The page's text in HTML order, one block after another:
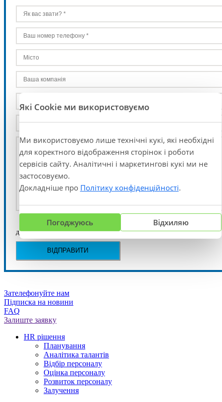
Я згоден / згодна на обробку та зберігання своїх персональних
даних*
Зателефонуйте нам
Підписка на новини
FAQ
Залиште заявку
HR рішення
Планування
Аналітика талантів
Відбір персоналу
Оцінка персоналу
Розвиток персоналу
Залучення
Які Cookie ми використовуємо
Ми використовуємо лише технічні кукі, які необхідні
для коректного відображення сторінок і роботи
сервісів сайту. Аналітичні і маркетингові кукі ми не
застосовуємо.
Докладніше про Політику конфіденційності.
Погоджуюсь Відхиляю